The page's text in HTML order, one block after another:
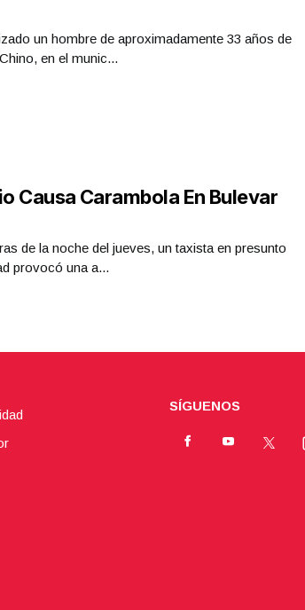
un hombre de aproximadamente 33 años de
en el munic...
Causa Carambola En Bulevar
de la noche del jueves, un taxista en presunto
provocó una a...
SÍGUENOS